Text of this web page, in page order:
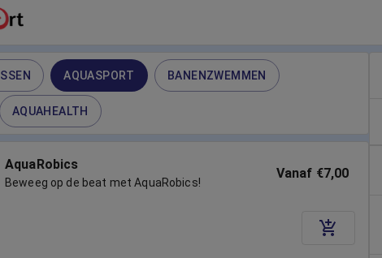
AQUASPORT BANENZWEMMEN
AQUAHEALTH
AquaRobics
Beweeg op de beat met AquaRobics!
Vanaf €7,00